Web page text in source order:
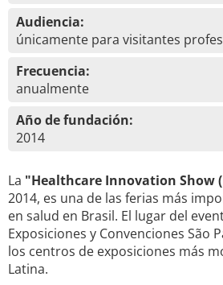
Audiencia:
únicamente para visitantes
Frecuencia:
anualmente
Año de fundación:
2014
La "Healthcare Innovation Show
2014, es una de las ferias más
en salud en Brasil. El lugar del
Exposiciones y Convenciones São
los centros de exposiciones más
Latina.